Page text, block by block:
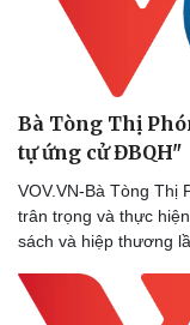
Phòng mạch online
Ăn sạch sống khỏe
Bà Tòng Thị
tự ứng cử ĐBQH"
VOV.VN-Bà Tòng Thị
trân trọng và thực
sách và hiệp thương